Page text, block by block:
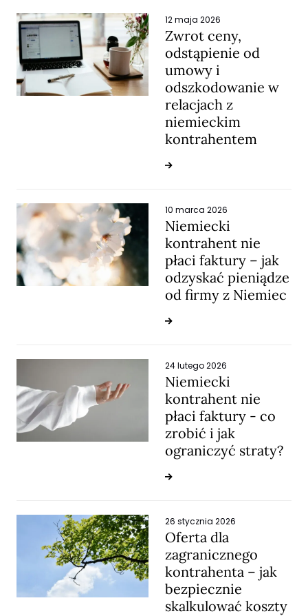
12 maja 2026
Zwrot ceny,
odstąpienie od
umowy i
odszkodowanie w
relacjach z
niemieckim
kontrahentem
10 marca 2026
Niemiecki
kontrahent nie
płaci faktury – jak
odzyskać pieniądze
od firmy z Niemiec
24 lutego 2026
Niemiecki
kontrahent nie
płaci faktury - co
zrobić i jak
ograniczyć straty?
26 stycznia 2026
Oferta dla
zagranicznego
kontrahenta – jak
bezpiecznie
skalkulować koszty